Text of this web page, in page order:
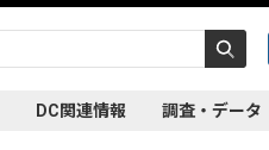
DC関連情報 調査・データ